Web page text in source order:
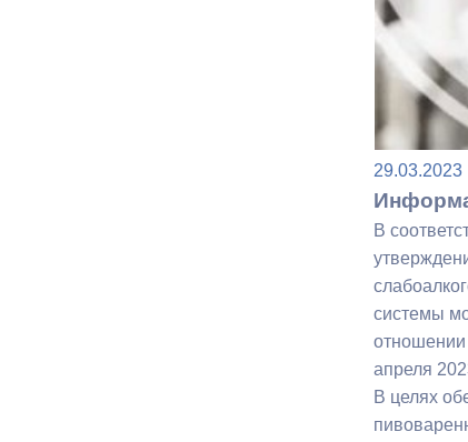
29.03.2023
В
системы
отношении
апреля
В целях